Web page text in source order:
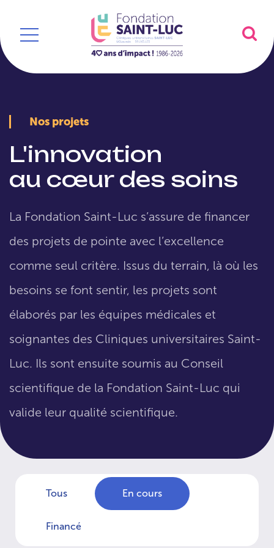
Nos projets
L'innovation
au cœur des soins
La Fondation Saint-Luc s’assure de financer
des projets de pointe avec l’excellence
comme seul critère. Issus du terrain, là où les
besoins se font sentir, les projets sont
élaborés par les équipes médicales et
soignantes des Cliniques universitaires Saint-
Luc. Ils sont ensuite soumis au Conseil
scientifique de la Fondation Saint-Luc qui
valide leur qualité scientifique.
Tous En cours
Financé